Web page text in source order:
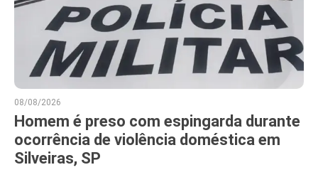
08/08/2026
Homem é preso com espingarda durante
ocorrência de violência doméstica em
Silveiras, SP